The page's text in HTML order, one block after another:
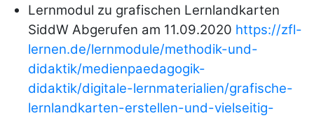
Lernmodul zu grafischen Lernlandkarten
SiddW Abgerufen am 11.09.2020 https://zfl-
lernen.de/lernmodule/methodik-und-
didaktik/medienpaedagogik-
didaktik/digitale-lernmaterialien/grafische-
lernlandkarten-erstellen-und-vielseitig-